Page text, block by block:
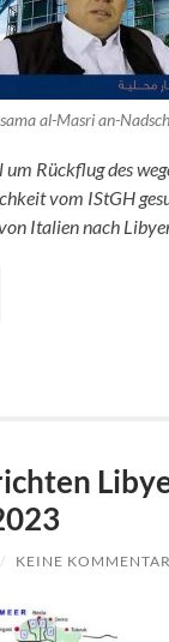
al-Masri an-
Rückflug des
vom IStGH
Italien nach
/ KEINE